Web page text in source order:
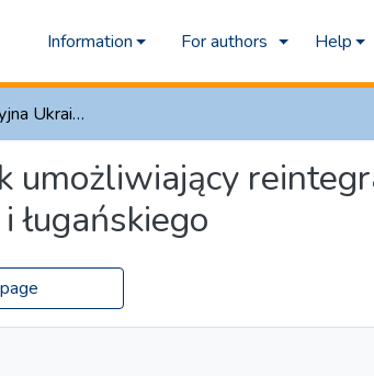
Information For authors Help
Polityka informacyjna Ukrainy jako czynnik umożliwiający reintegrację okupowanych części obwodu donieckiego i ługańskiego
umożliwiający
ługańskiego